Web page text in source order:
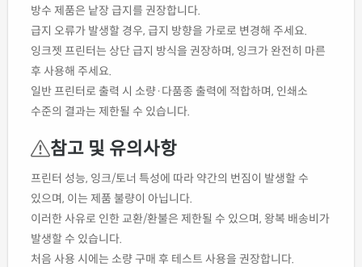
방수 제품은 낱장 급지를 권장합니다.
급지 오류가 발생할 경우, 급지 방향을 가로로 변경해 주세요.
잉크젯 프린터는 상단 급지 방식을 권장하며, 잉크가 완전히 마른
후 사용해 주세요.
일반 프린터로 출력 시 소량·다품종 출력에 적합하며, 인쇄소
수준의 결과는 제한될 수 있습니다.
참고 및 유의사항
프린터 성능, 잉크/토너 특성에 따라 약간의 번짐이 발생할 수
있으며, 이는 제품 불량이 아닙니다.
이러한 사유로 인한 교환/환불은 제한될 수 있으며, 왕복 배송비가
발생할 수 있습니다.
처음 사용 시에는 소량 구매 후 테스트 사용을 권장합니다.